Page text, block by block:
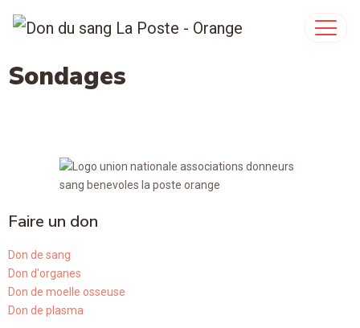
Sondages
Faire un don
Don de sang
Don d'organes
Don de moelle osseuse
Don de plasma